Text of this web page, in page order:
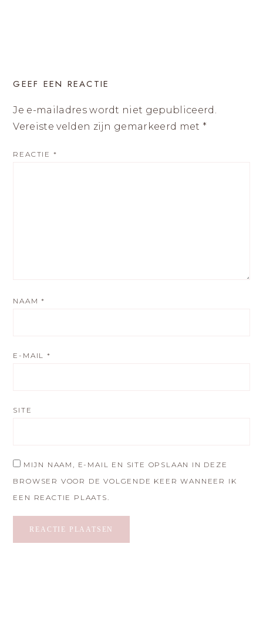
GEEF EEN REACTIE
Je e-mailadres wordt niet gepubliceerd.
Vereiste velden zijn gemarkeerd met *
REACTIE *
NAAM*
E-MAIL*
SITE
MIJN NAAM, E-MAIL EN SITE OPSLAAN IN DEZE
BROWSER VOOR DE VOLGENDE KEER WANNEER IK
EEN REACTIE PLAATS.